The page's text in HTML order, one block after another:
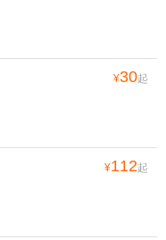
¥30起
¥112起